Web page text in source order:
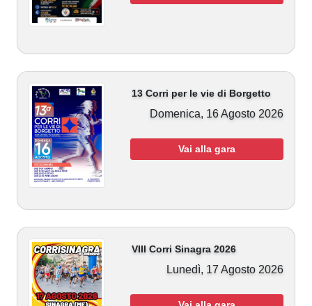
13 Corri per le vie di Borgetto
Domenica, 16 Agosto 2026
Vai alla gara
VIII Corri Sinagra 2026
Lunedì, 17 Agosto 2026